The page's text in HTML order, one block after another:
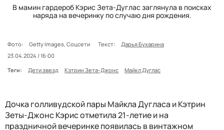
В мамин гардероб Кэрис Зета-Дуглас заглянула в поисках
наряда на вечеринку по случаю дня рождения.
Фото: Getty Images, Соцсети Текст:
Дарья Бухарина
23.04.2024 / 16:00
Теги:
Дети звезд Кэтрин Зета-Джонс Майкл Дуглас
Дочка голливудской пары Майкла Дугласа и Кэтрин
Зеты-Джонс Кэрис отметила 21-летие и на
праздничной вечеринке появилась в винтажном